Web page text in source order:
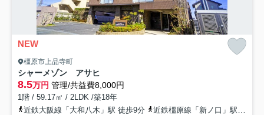
NEW
橿原市上品寺町
シャーメゾン アサヒ
8.5万円 管理/共益費8,000円
1階 / 59.17㎡ / 2LDK /築18年
近鉄大阪線「大和八木」駅 徒歩9分
近鉄橿原線「新ノ口」駅 徒歩14分